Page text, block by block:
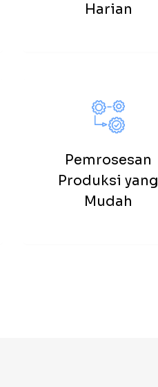
Harian
Pemrosesan
Produksi yang
Mudah